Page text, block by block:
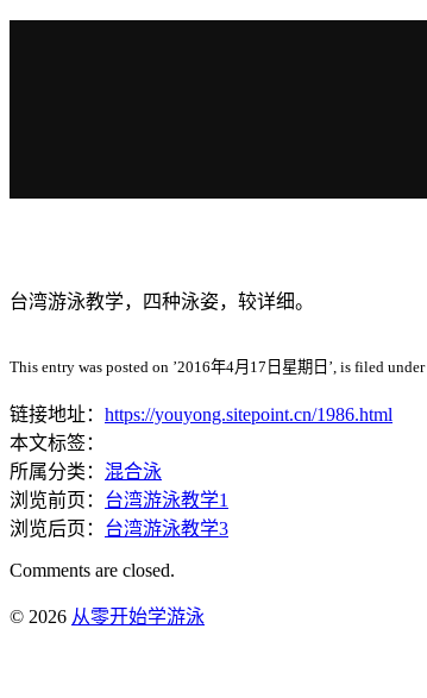
台湾游泳教学，四种泳姿，较详细。
This entry was posted on ’2016年4月17日星期日’, is filed under
链接地址： https://youyong.sitepoint.cn/1986.html
本文标签：
所属分类： 混合泳
浏览前页： 台湾游泳教学1
浏览后页： 台湾游泳教学3
Comments are closed.
© 2026 从零开始学游泳